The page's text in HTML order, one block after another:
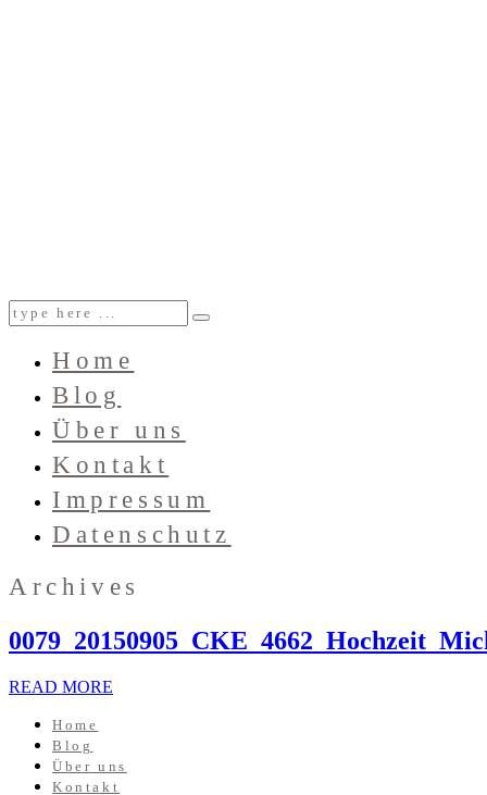
Home
Blog
Über uns
Kontakt
Impressum
Datenschutz
Archives
READ MORE
Home
Blog
Über uns
Kontakt